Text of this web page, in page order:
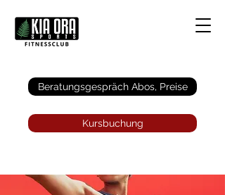
Beratungsgespräch Abos, Preise
Kursbuchung